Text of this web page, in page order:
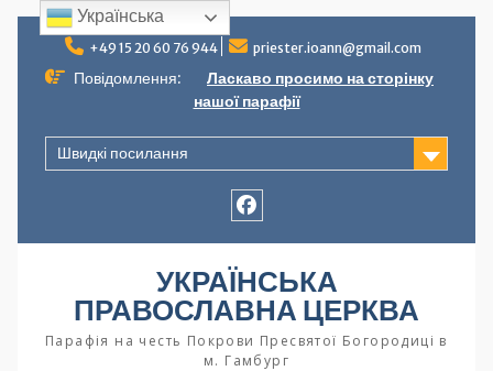
+49 15 20 60 76 944 priester.ioann@gmail.com
Повідомлення:
Ласкаво просимо на сторінку
нашої парафії
Швидкі посилання
УКРАЇНСЬКА
ПРАВОСЛАВНА ЦЕРКВА
Парафія на честь Покрови Пресвятої Богородиці в
м. Гамбург
Українська